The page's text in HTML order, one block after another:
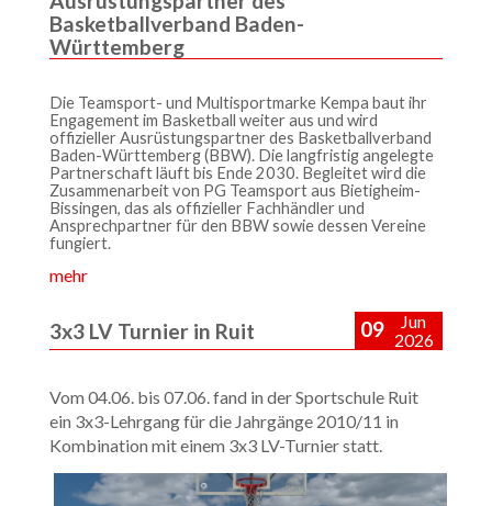
Basketballverband Baden-
Württemberg
Die Teamsport- und Multisportmarke Kempa baut ihr
Engagement im Basketball weiter aus und wird
offizieller Ausrüstungspartner des Basketballverband
Baden-Württemberg (BBW). Die langfristig angelegte
Partnerschaft läuft bis Ende 2030. Begleitet wird die
Zusammenarbeit von PG Teamsport aus Bietigheim-
Bissingen, das als offizieller Fachhändler und
Ansprechpartner für den BBW sowie dessen Vereine
fungiert.
mehr
3x3 LV Turnier in Ruit
Vom 04.06. bis 07.06. fand in der Sportschule Ruit
ein 3x3-Lehrgang für die Jahrgänge 2010/11 in
Kombination mit einem 3x3 LV-Turnier statt.
09
Jun
2026